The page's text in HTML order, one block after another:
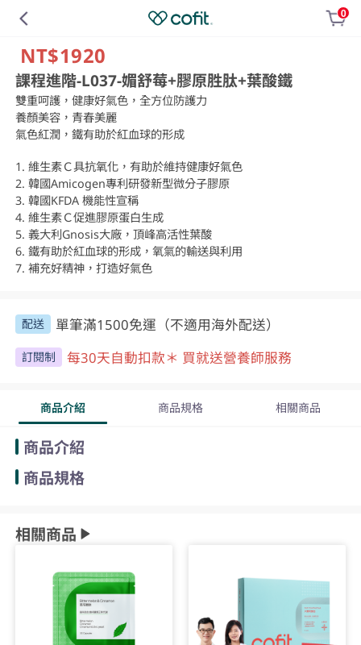
0
NT$1920
課程進階-L037-媚舒莓+膠原胜肽+葉酸鐵
雙重呵護，健康好氣色，全方位防護力
養顏美容，青春美麗
氣色紅潤，鐵有助於紅血球的形成
1. 維生素Ｃ具抗氧化，有助於維持健康好氣色
2. 韓國Amicogen專利研發新型微分子膠原
3. 韓國KFDA 機能性宣稱
4. 維生素Ｃ促進膠原蛋白生成
5. 義大利Gnosis大廠，頂峰高活性葉酸
6. 鐵有助於紅血球的形成，氧氣的輸送與利用
7. 補充好精神，打造好氣色
配送 單筆滿1500免運（不適用海外配送）
訂閱制 每30天自動扣款＊ 買就送營養師服務
商品介紹 商品規格 相關商品
商品介紹
商品規格
相關商品